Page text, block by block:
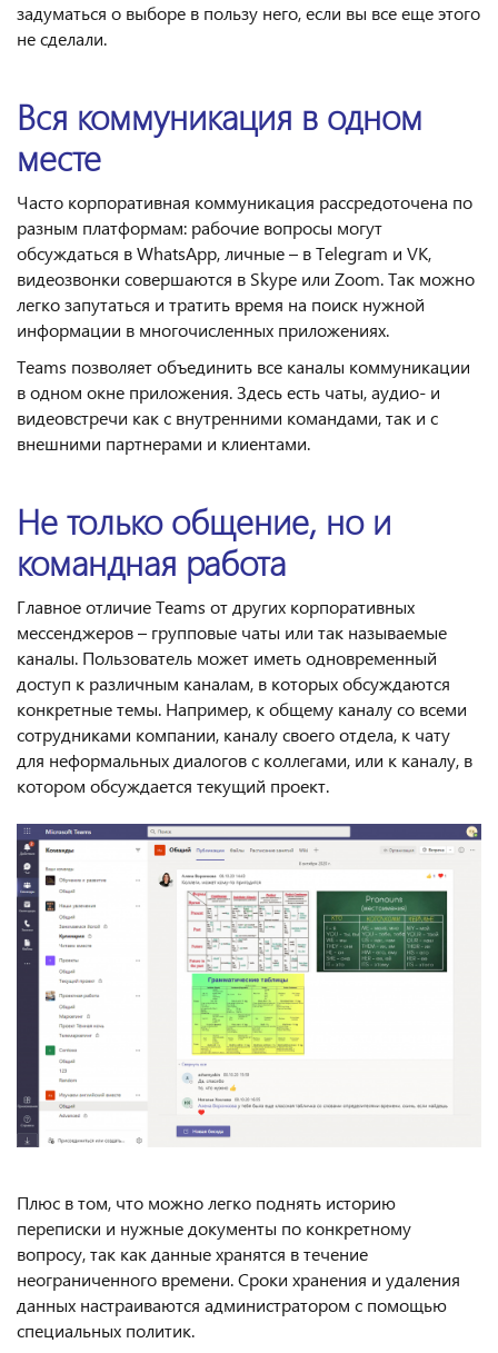
задуматься о выборе в пользу него, если вы все еще этого
не сделали.
Вся коммуникация в одном
месте
Часто корпоративная коммуникация рассредоточена по
разным платформам: рабочие вопросы могут
обсуждаться в WhatsApp, личные – в Telegram и VK,
видеозвонки совершаются в Skype или Zoom. Так можно
легко запутаться и тратить время на поиск нужной
информации в многочисленных приложениях.
Teams позволяет объединить все каналы коммуникации
в одном окне приложения. Здесь есть чаты, аудио- и
видеовстречи как с внутренними командами, так и с
внешними партнерами и клиентами.
Не только общение, но и
командная работа
Главное отличие Teams от других корпоративных
мессенджеров – групповые чаты или так называемые
каналы. Пользователь может иметь одновременный
доступ к различным каналам, в которых обсуждаются
конкретные темы. Например, к общему каналу со всеми
сотрудниками компании, каналу своего отдела, к чату
для неформальных диалогов с коллегами, или к каналу, в
котором обсуждается текущий проект.
Плюс в том, что можно легко поднять историю
переписки и нужные документы по конкретному
вопросу, так как данные хранятся в течение
неограниченного времени. Сроки хранения и удаления
данных настраиваются администратором с помощью
специальных политик.